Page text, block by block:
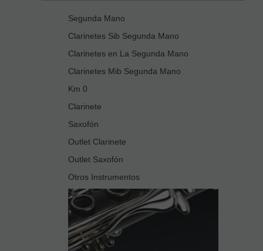
Segunda Mano
Clarinetes Sib Segunda Mano
Clarinetes en La Segunda Mano
Clarinetes Mib Segunda Mano
Km 0
Clarinete
Saxofón
Outlet Clarinete
Outlet Saxofón
Otros Instrumentos